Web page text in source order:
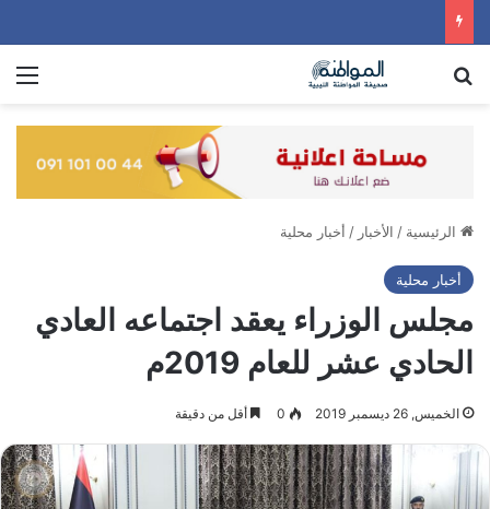
الرئيسية / الأخبار / أخبار محلية
أخبار محلية
مجلس الوزراء يعقد اجتماعه العادي
الحادي عشر للعام 2019م
الخميس, 26 ديسمبر 2019 0 أقل من دقيقة